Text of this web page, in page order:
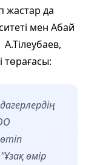
жастар да
мен Абай
төрағасы:
өмір